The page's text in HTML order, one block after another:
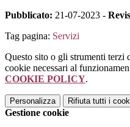
Pubblicato: 21-07-2023 -
Tag pagina: Servizi
Questo sito o gli strumenti terzi
cookie necessari al
COOKIE POLICY.
Personalizza Rifiuta tutti i
Gestione cookie